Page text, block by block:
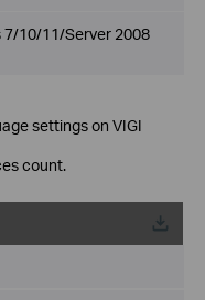
10/11/Server 2008
settings on VIGI
count.